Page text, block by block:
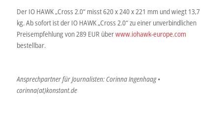
Der IO HAWK „Cross 2.0“ misst 620 x 240 x 221 mm und wiegt 13,7
kg. Ab sofort ist der IO HAWK „Cross 2.0“ zu einer unverbindlichen
Preisempfehlung von 289 EUR überwww.iohawk-europe.com
bestellbar.
Ansprechpartner für Journalisten: Corinna Ingenhaag •
corinna(at)konstant.de